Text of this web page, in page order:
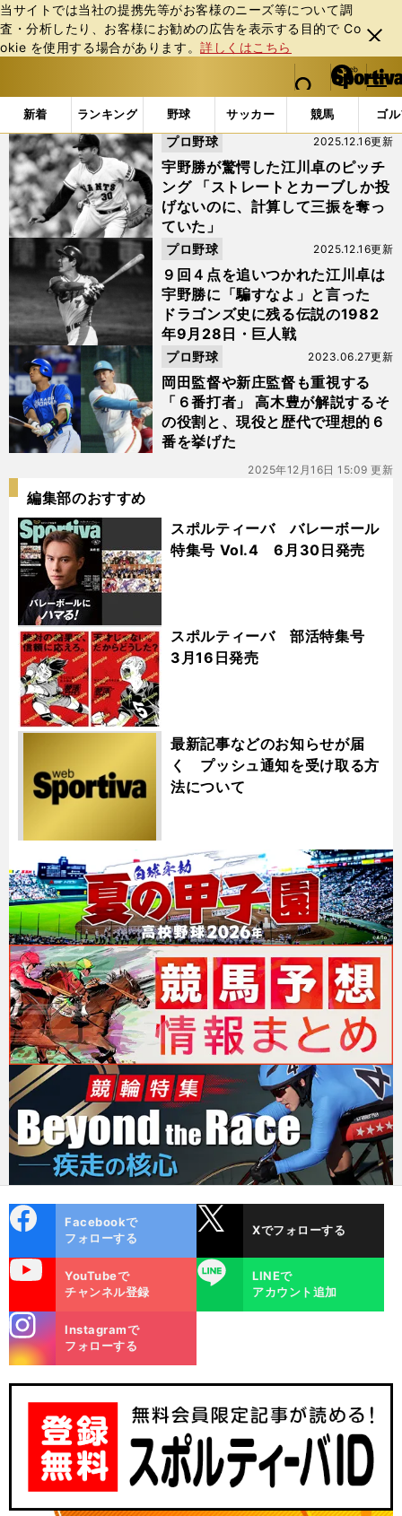
当サイトでは当社の提携先等がお客様のニーズ等について調
査・分析したり、お客様にお勧めの広告を表⽰する⽬的で Co
okie を使⽤する場合があります。詳しくはこちら
閉じ
る
web Sportiva (webスポルティーバ)
検索
マイペ
ー
ジ
メニュ
新着 ランキング 野球 サッカー 競馬 ゴ
b
ス
ポ
ル
テ
ィ
ー
バ
「#宇野勝」の最新ニュース・ 情報
宇野勝が驚愕した江川卓のピッチ
ング 「ストレートとカーブしか投
げないのに、計算して三振を奪っ
ていた」
2025.12.16更新
プロ野球
９回４点を追いつかれた江川卓は
宇野勝に「騙すなよ」と言った
ドラゴンズ史に残る伝説の1982
年9月28日・巨人戦
2025.12.16更新
プロ野球
岡田監督や新庄監督も重視する
「６番打者」 高木豊が解説するそ
の役割と、現役と歴代で理想的６
番を挙げた
2023.06.27更新
プロ野球
2025年12月16日 15:09 更新
編集部のおすすめ
スポルティーバ バレーボール
特集号 Vol.4 6月30日発売
スポルティーバ 部活特集号
3月16日発売
最新記事などのお知らせが届
く プッシュ通知を受け取る方
法について
ok
Facebookで
フォローする
Xでフォローする
YouTubeで
チャンネル登録
LINE
LINEで
アカウント追加
m
Instagramで
フォローする